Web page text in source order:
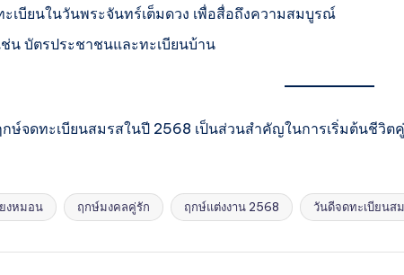
ะเบียนในวันพระจันทร์เต็มดวง เพื่อสื่อถึงความสมบูรณ์
ช่น บัตรประชาชนและทะเบียนบ้าน
ษ์จดทะเบียนสมรสในปี 2568 เป็นส่วนสำคัญในการเริ่มต้นชีวิ
งหมอน ฤกษ์มงคลคู่รัก ฤกษ์แต่งงาน 2568 วันดีจดทะเบียนส